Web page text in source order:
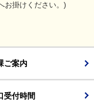
お掛けください。)
ご案内
受付時間